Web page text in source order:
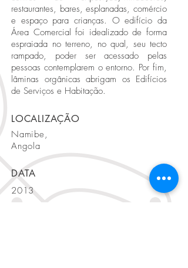
restaurantes, bares, esplanadas, comércio
e espaço para crianças. O edifício da
Área Comercial foi idealizado de forma
espraiada no terreno, no qual, seu tecto
rampado, poder ser acessado pelas
pessoas contemplarem o entorno. Por fim,
lâminas orgânicas abrigam os Edifícios
de Serviços e Habitação.
LOCALIZAÇÃO
Namibe,
Angola
DATA
2013